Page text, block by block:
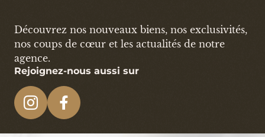
Découvrez nos nouveaux biens, nos exclusivités,
nos coups de cœur et les actualités de notre
agence.
Rejoignez-nous aussi sur